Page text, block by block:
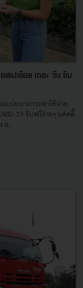
เปเชียล เดอะ วัน ซิม
บ่งเบาภาระค่าใช้จ่าย
19 รับฟรีง่ายๆ แค่คลิ๊
...